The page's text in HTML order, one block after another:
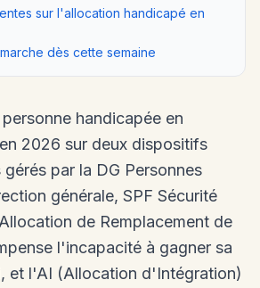
sur l'allocation handicapé en
dès cette semaine
handicapée en
2026 sur deux dispositifs
par la DG Personnes
générale, SPF Sécurité
de Remplacement de
l'incapacité à gagner sa
et l'AI (Allocation d'Intégration)